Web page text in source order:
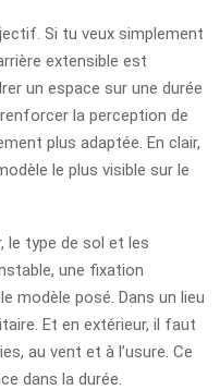
Si tu veux simplement
extensible est
un espace sur une durée
la perception de
plus adaptée. En clair,
le plus visible sur le
le type de sol et les
une fixation
modèle posé. Dans un lieu
Et en extérieur, il faut
au vent et à l’usure. Ce
dans la durée.